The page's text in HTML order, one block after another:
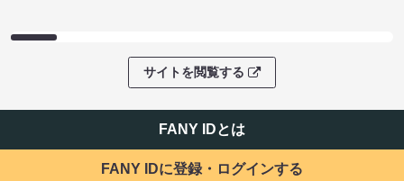
サイトを閲覧する
FANY IDとは
FANY IDに登録・ログインする